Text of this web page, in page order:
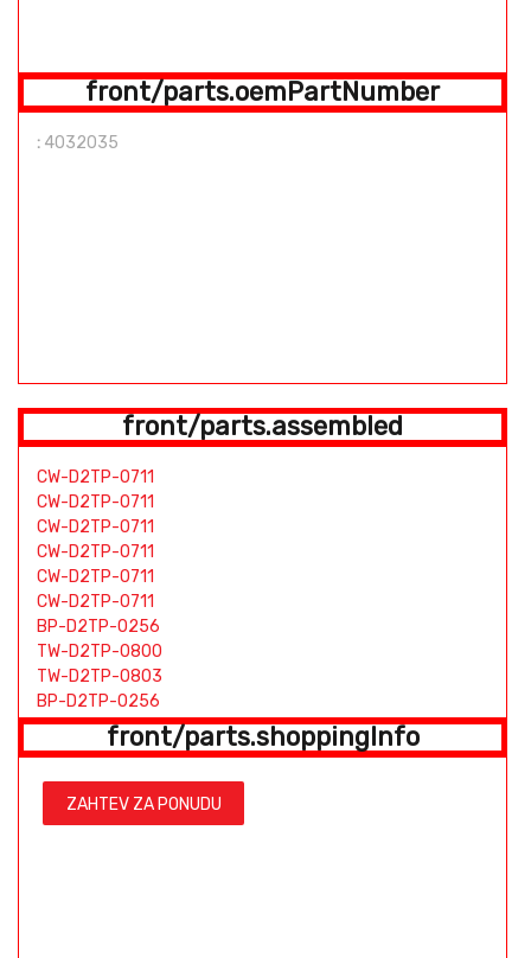
front/parts.oemPartNumber
: 4032035
front/parts.assembled
CW-D2TP-0711
CW-D2TP-0711
CW-D2TP-0711
CW-D2TP-0711
CW-D2TP-0711
CW-D2TP-0711
BP-D2TP-0256
TW-D2TP-0800
TW-D2TP-0803
BP-D2TP-0256
TW-D2TP-0800
TW-D2TP-0803
TW-D2TP-0800
TW-D2TP-0803
front/parts.shoppingInfo
ZAHTEV ZA PONUDU